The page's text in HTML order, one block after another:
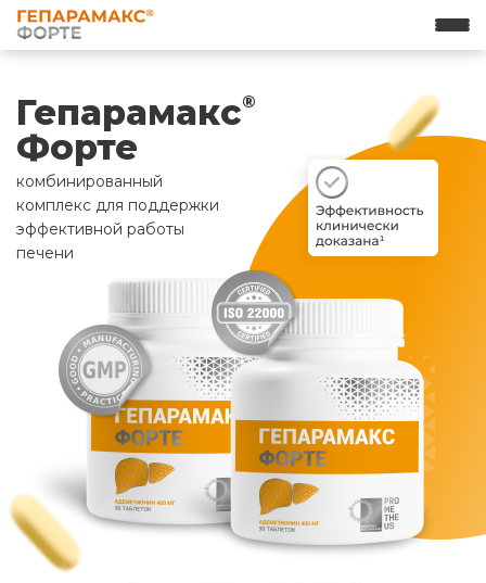
Гепарамакс®
Форте
комбинированный
комплекс для поддержки
эффективной работы
печени